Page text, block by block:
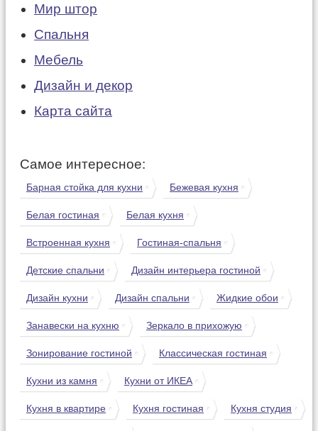
Мир штор
Спальня
Мебель
Дизайн и декор
Карта сайта
Самое интересное:
Барная стойка для кухни Бежевая кухня
Белая гостиная Белая кухня
Встроенная кухня Гостиная-спальня
Детские спальни Дизайн интерьера гостиной
Дизайн кухни Дизайн спальни Жидкие обои
Занавески на кухню Зеркало в прихожую
Зонирование гостиной Классическая гостиная
Кухни из камня Кухни от ИКЕА
Кухня в квартире Кухня гостиная Кухня студия